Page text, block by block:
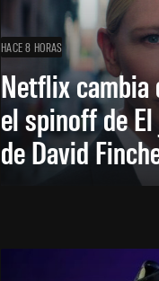
HACE 8 HORAS
Netflix cambia
el spinoff de El
de David